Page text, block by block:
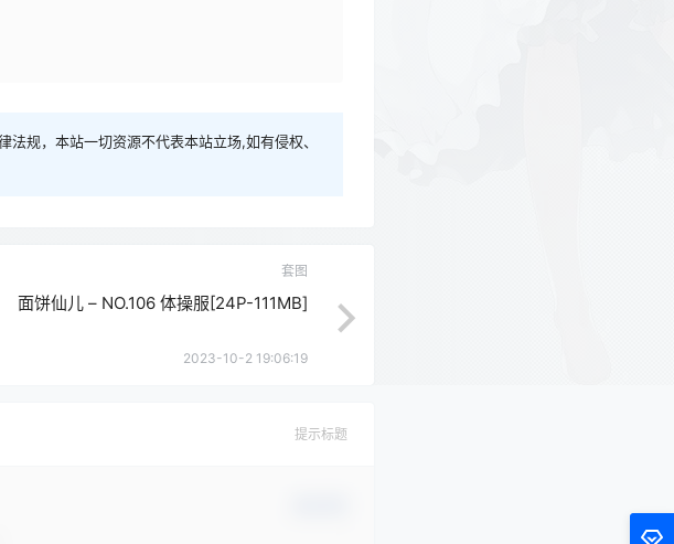
规，本站一切资源不代表本站立场,如有侵权、
套图
面饼仙儿 – NO.106 体操服[24P-111MB]
2023-10-2 19:06:19
提示标题